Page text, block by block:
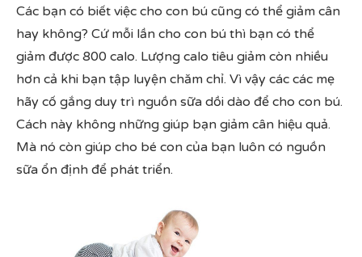
Các bạn có biết việc cho con bú cũng có thể giảm cân
hay không? Cứ mỗi lần cho con bú thì bạn có thể
giảm được 800 calo. Lượng calo tiêu giảm còn nhiều
hơn cả khi bạn tập luyện chăm chỉ. Vì vậy các các mẹ
hãy cố gắng duy trì nguồn sữa dồi dào để cho con bú.
Cách này không những giúp bạn giảm cân hiệu quả.
Mà nó còn giúp cho bé con của bạn luôn có nguồn
sữa ổn định để phát triển.